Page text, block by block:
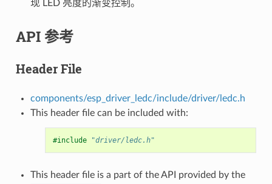
现 LED 亮度的渐变控制。
API 参考
Header File
components/esp_driver_ledc/include/driver/ledc.h
This header file can be included with:
#include "driver/ledc.h"
This header file is a part of the API provided by the